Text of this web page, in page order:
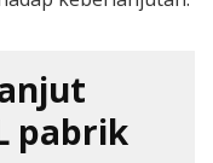
pabrik